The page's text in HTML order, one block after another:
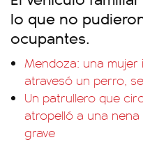
lo que no
ocupantes.
Mendoza: una mujer
atravesó un perro,
Un patrullero que
atropelló a una
grave